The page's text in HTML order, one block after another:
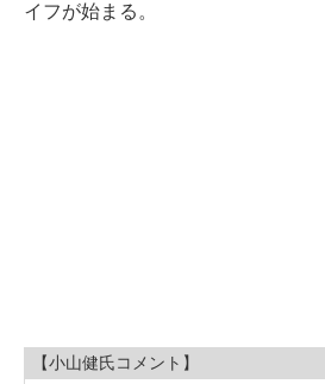
イフが始まる。
【小山健氏コメント】